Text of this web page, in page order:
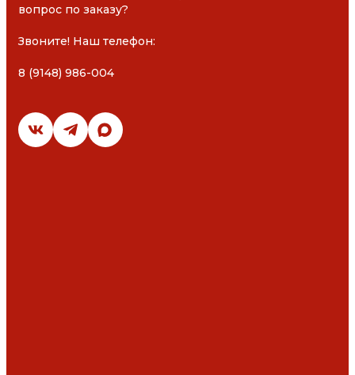
вопрос по заказу?
Звоните! Наш телефон:
8 (9148) 986-004